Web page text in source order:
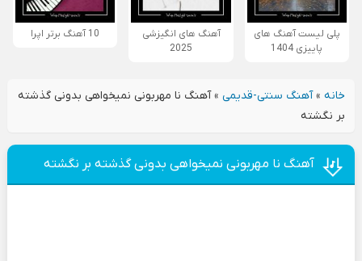
پلی لیست آهنگ های
پاییزی 1404
آهنگ های انگیزشی
2025
10 آهنگ برتر اپرا
خانه»آهنگ سنتی-قدیمی»آهنگ نا مهربونی نمیخواهی بدونی گذشته
بر نگشته
آهنگ نا مهربونی نمیخواهی بدونی گذشته بر نگشته